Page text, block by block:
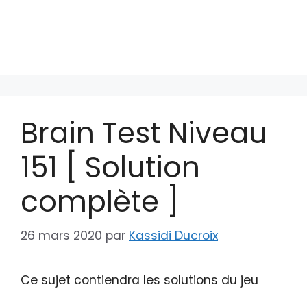
Brain Test Niveau
151 [ Solution
complète ]
26 mars 2020 par Kassidi Ducroix
Ce sujet contiendra les solutions du jeu